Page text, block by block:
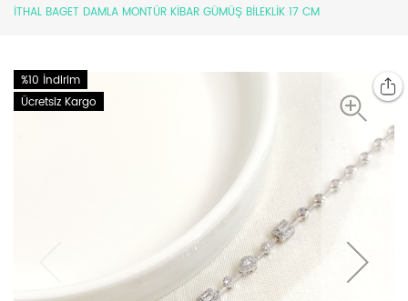
İTHAL BAGET DAMLA MONTÜR KİBAR GÜMÜŞ BİLEKLİK 17 CM
%10 İndirim
Ücretsiz Kargo